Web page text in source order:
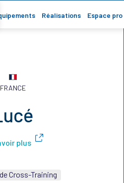
Réalisations Espace pro
FRANCE
plus
Cross-Training